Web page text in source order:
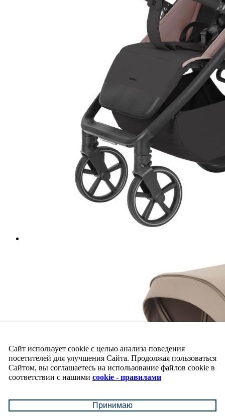
Сайт использует cookie с целью анализа поведения
посетителей для улучшения Сайта. Продолжая пользоваться
Сайтом, вы соглашаетесь на использование файлов cookie в
соответствии с нашими cookie - правилами
Принимаю